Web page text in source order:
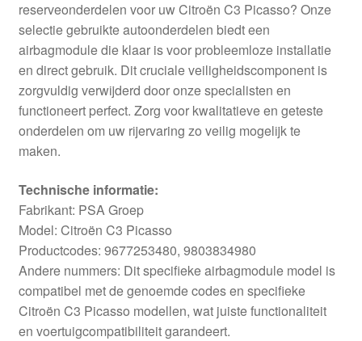
reserveonderdelen voor uw Citroën C3 Picasso? Onze
selectie gebruikte autoonderdelen biedt een
airbagmodule die klaar is voor probleemloze installatie
en direct gebruik. Dit cruciale veiligheidscomponent is
zorgvuldig verwijderd door onze specialisten en
functioneert perfect. Zorg voor kwalitatieve en geteste
onderdelen om uw rijervaring zo veilig mogelijk te
maken.
Technische informatie:
Fabrikant: PSA Groep
Model: Citroën C3 Picasso
Productcodes: 9677253480, 9803834980
Andere nummers: Dit specifieke airbagmodule model is
compatibel met de genoemde codes en specifieke
Citroën C3 Picasso modellen, wat juiste functionaliteit
en voertuigcompatibiliteit garandeert.